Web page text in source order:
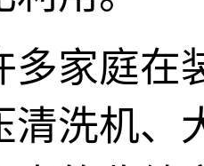
多家庭在
清洗机、